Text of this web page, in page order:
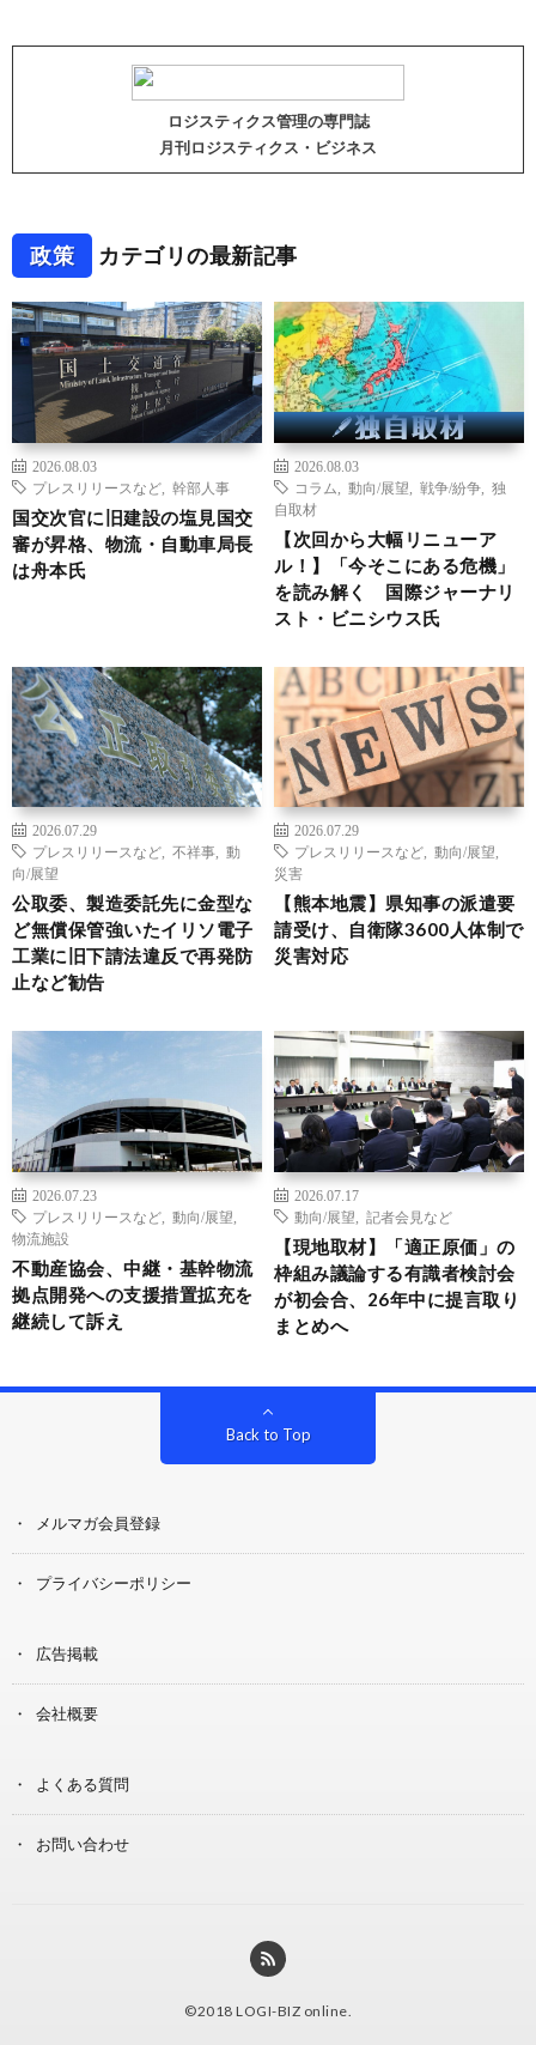
ロジスティクス管理の専門誌
月刊ロジスティクス・ビジネス
政策 カテゴリの最新記事
2026.08.03
プレスリリースなど
幹部人事
国交次官に旧建設の塩見国交
審が昇格、物流・自動車局長
は舟本氏
2026.08.03
コラム
動向/展望 戦争/紛争
独
自取材
【次回から大幅リニューア
ル！】「今そこにある危機」
を読み解く 国際ジャーナリ
スト・ビニシウス氏
2026.07.29
プレスリリースなど
不祥事
動
向/展望
公取委、製造委託先に金型な
ど無償保管強いたイリソ電子
工業に旧下請法違反で再発防
止など勧告
2026.07.29
プレスリリースなど
動向/展望
災害
【熊本地震】県知事の派遣要
請受け、自衛隊3600人体制で
災害対応
2026.07.23
プレスリリースなど
動向/展望
物流施設
不動産協会、中継・基幹物流
拠点開発への支援措置拡充を
継続して訴え
2026.07.17
動向/展望
記者会見など
【現地取材】「適正原価」の
枠組み議論する有識者検討会
が初会合、26年中に提言取り
まとめへ
Back to Top
メルマガ会員登録
プライバシーポリシー
広告掲載
会社概要
よくある質問
お問い合わせ
©2018 LOGI-BIZ online